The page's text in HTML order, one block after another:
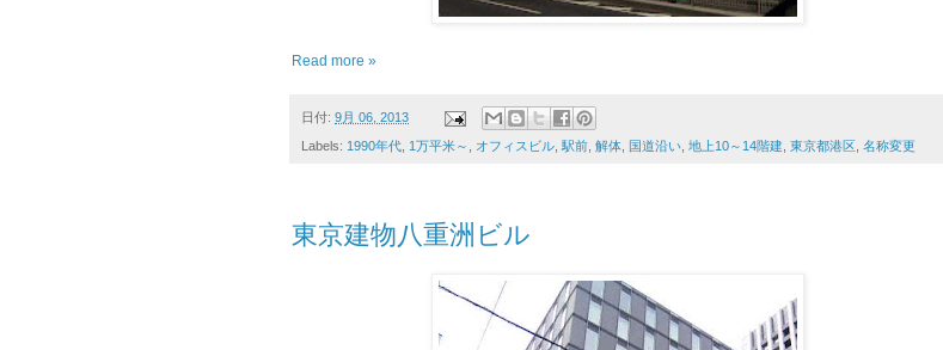
Read more »
日付: 9月 06, 2013
Labels: 1990年代 1万平米～ オフィスビル 駅前 解体 国道沿い 地上10～14階建 東京都港区 名称変更
東京建物八重洲ビル